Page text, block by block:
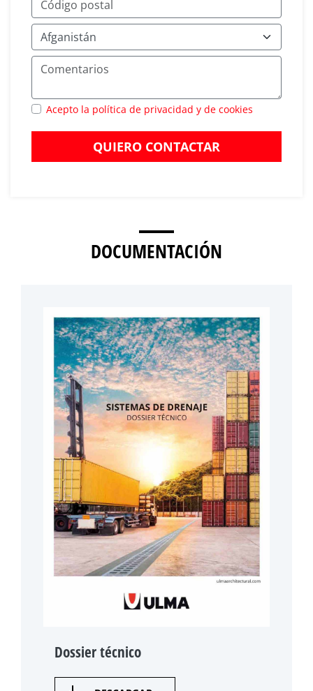
Acepto la política de privacidad y de cookies
QUIERO CONTACTAR
DOCUMENTACIÓN
Dossier técnico